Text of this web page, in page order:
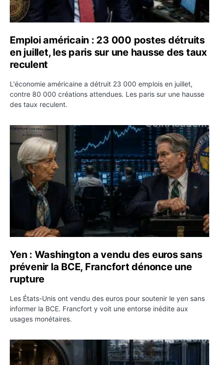
Emploi américain : 23 000 postes détruits
en juillet, les paris sur une hausse des taux
reculent
L'économie américaine a détruit 23 000 emplois en juillet,
contre 80 000 créations attendues. Les paris sur une hausse
des taux reculent.
Yen : Washington a vendu des euros sans prévenir la
Yen : Washington a vendu des euros sans
prévenir la BCE, Francfort dénonce une
rupture
Les États-Unis ont vendu des euros pour soutenir le yen sans
informer la BCE. Francfort y voit une entorse inédite aux
usages monétaires.
Jane Street négocie le transfert de 11 milliards de